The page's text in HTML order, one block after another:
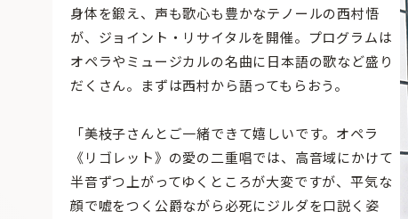
身体を鍛え、声も歌心も豊かなテノールの西村悟
が、ジョイント・リサイタルを開催。プログラムは
オペラやミュージカルの名曲に日本語の歌など盛り
だくさん。まずは西村から語ってもらおう。
「美枝子さんとご一緒できて嬉しいです。オペラ
《リゴレット》の愛の二重唱では、高音域にかけて
半音ずつ上がってゆくところが大変ですが、平気な
顔で嘘をつく公爵ながら必死にジルダを口説く姿